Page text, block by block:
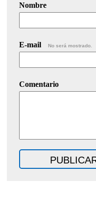
Nombre
E-mail No será mostrado.
Comentario